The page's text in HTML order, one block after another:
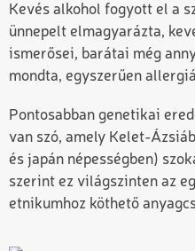
Kevés alkohol fogyott el a
ünnepelt elmagyarázta,
ismerősei, barátai még
mondta, egyszerűen
Pontosabban genetikai
van szó, amely Kelet-
és japán népességben)
szerint ez világszinten az
etnikumhoz köthető